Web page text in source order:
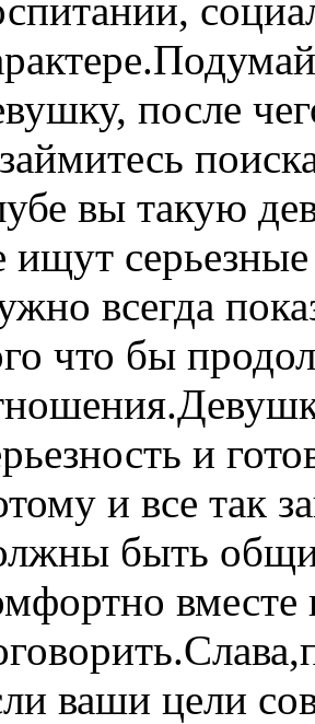
после
вы такую
ищут
всегда
что бы
и
и все так
быть
ваши цели